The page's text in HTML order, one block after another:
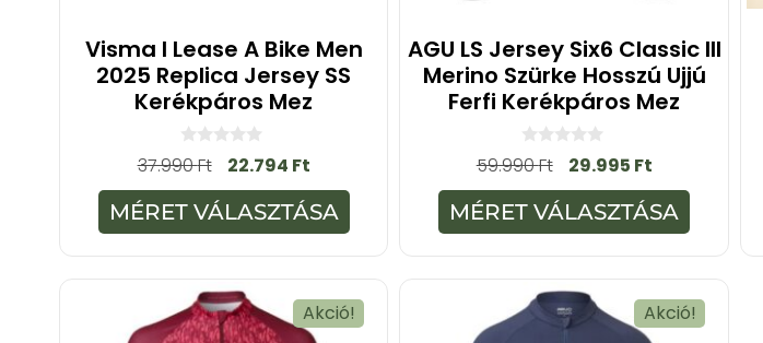
Visma I Lease A Bike Men
2025 Replica Jersey SS
Kerékpáros Mez
0
a
z
5
-
b
37.990Ft 22.794 Ft
MÉRET VÁLASZTÁSA
AGU LS Jersey Six6 Classic III
Merino Szürke Hosszú Ujjú
Ferfi Kerékpáros Mez
0
a
z
5
-
b
59.990Ft 29.995 Ft
MÉRET VÁLASZTÁSA
Akció! Akció!